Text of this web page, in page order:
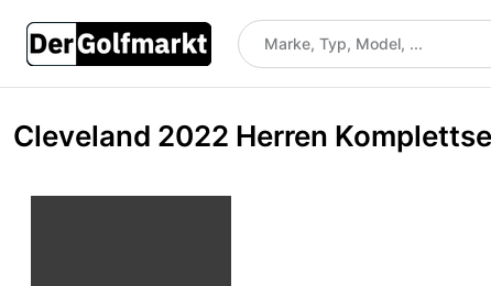
Cleveland 2022 Herren